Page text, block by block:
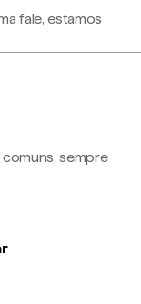
fale, estamos
sempre